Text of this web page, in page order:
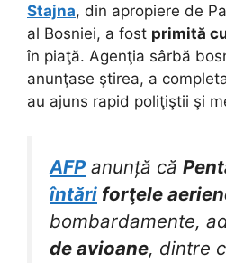
Stajna, din apropiere de
al Bosniei, a fost primită
în piaţă. Agenţia sârbă
anunţase ştirea, a
au ajuns rapid poliţiştii şi
AFPanunță că
întări forţele
bombardamente,
de avioane, dintre